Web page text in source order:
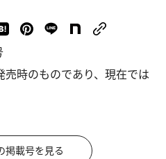
時のものであり、現在では
掲載号を見る